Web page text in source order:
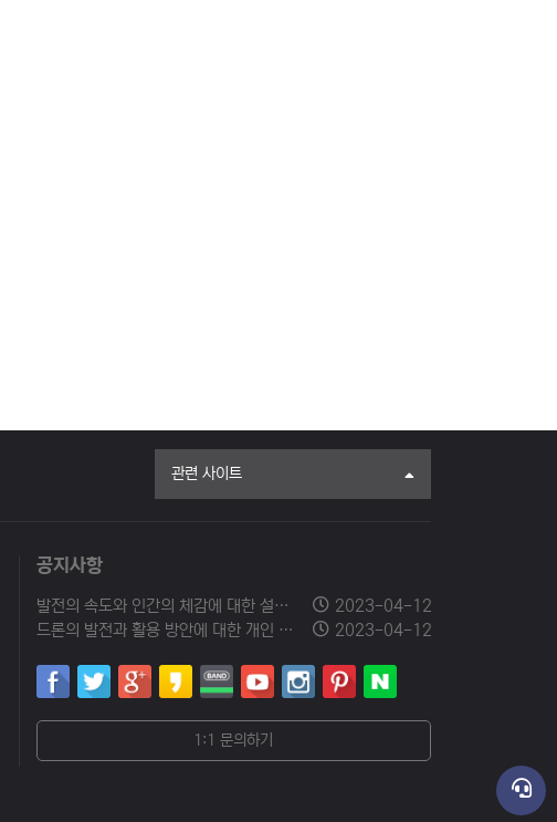
관련 사이트
공지사항
발전의 속도와 인간의 체감에 대한 설문조사에 참여해 주세요.
2023-04-12
드론의 발전과 활용 방안에 대한 개인 의견을 남겨주세요.
2023-04-12
1:1 문의하기